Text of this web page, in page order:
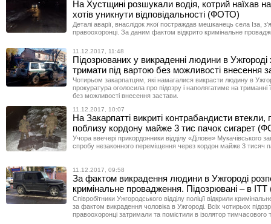
На Хустщині розшукали водія, котрий наїхав
хотів уникнути відповідальності (ФОТО)
Деталі аварії, внаслідок якої постраждав мешканець села Іза,
правоохоронці. За даним фактом відкрито кримінальне
11.12.2017, 11:48
Підозрюваних у викраденні людини в Ужгороді
тримати під вартою без можливості внесення
Чотирьом закарпатцям, які намагалися викрасти людину в
прокуратура оголосила про підозру і наполягатиме на триманні
без можливості внесення застави.
11.12.2017, 10:07
На Закарпатті викриті контрабандисти
поблизу кордону майже 3 тис пачок сигарет
Учора ввечері прикордонники відділу «Ділове» Мукачівського
спробу незаконного переміщення через кордон майже 3 тисяч
11.12.2017, 09:58
За фактом викрадення людини в Ужгороді
кримінальне провадження. Підозрювані – в
Співробітники Ужгородського відділу поліції відкрили
за фактом викрадення чоловіка в Ужгороді. Всіх чотирьох
правоохоронці затримали та помістили в ізолятор тимчасового